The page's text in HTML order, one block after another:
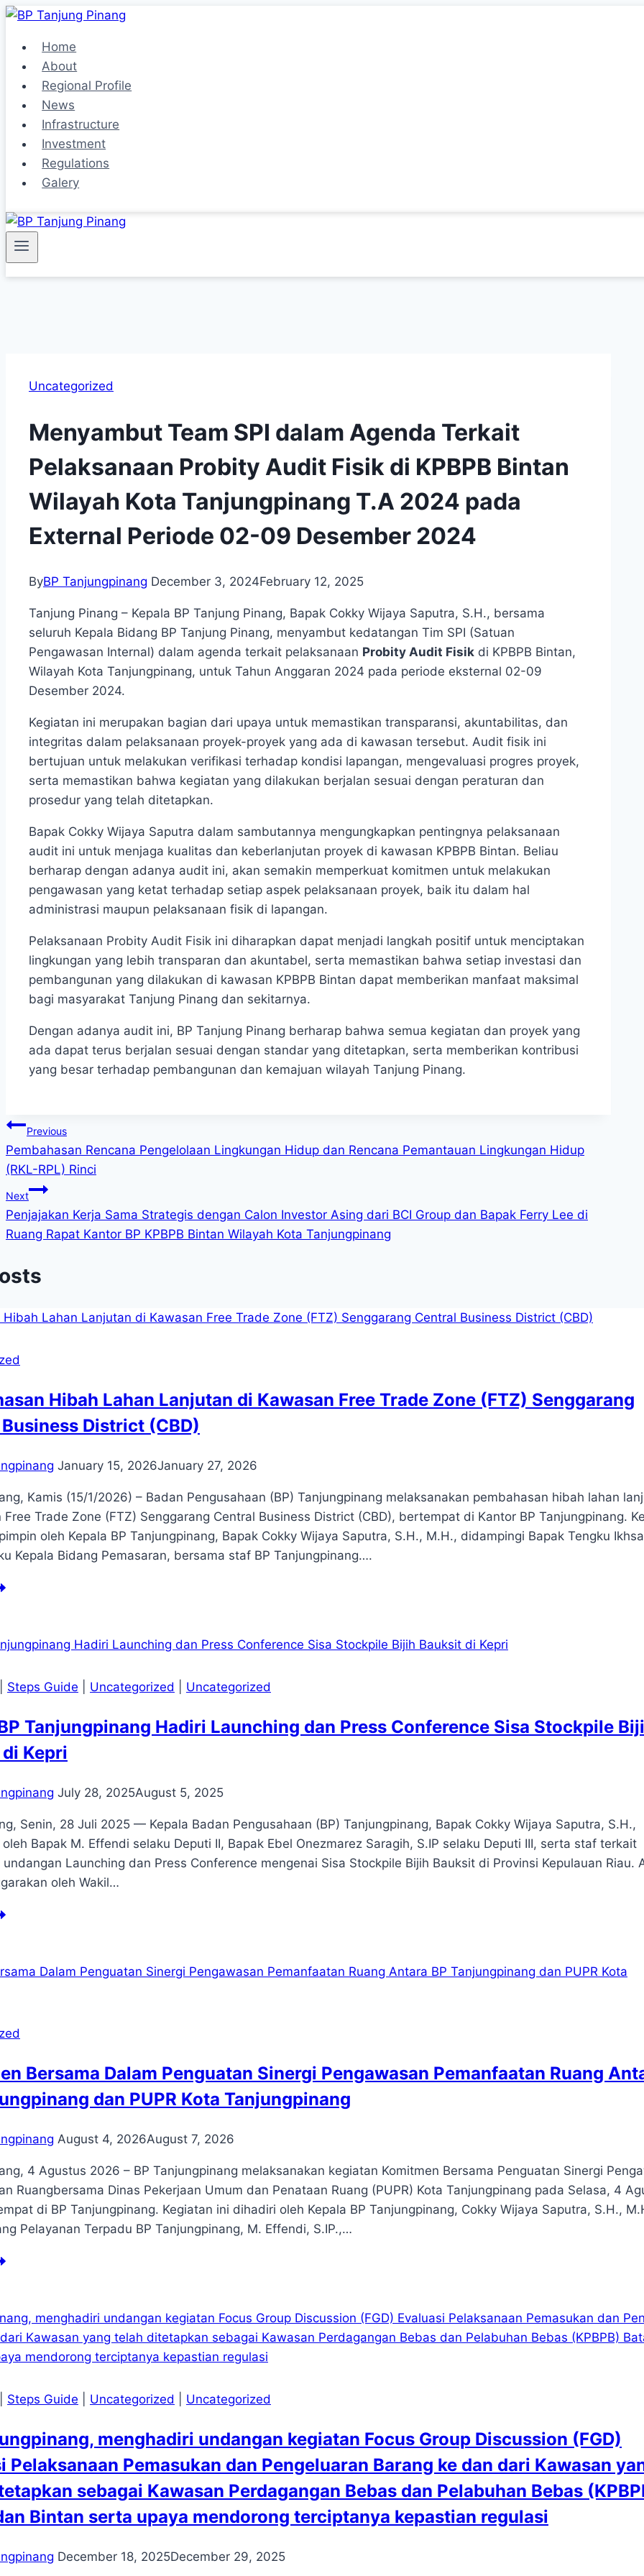
Skip
contentHome
About
Regional Profile
News
Infrastructure
Investment
Regulations
Galery
Uncategorized
Menyambut Team SPI dalam Agenda Terkait
Pelaksanaan Probity Audit Fisik di KPBPB Bintan
Wilayah Kota Tanjungpinang T.A 2024 pada
External Periode 02-09 Desember 2024
ByBP Tanjungpinang December 3, 2024February 12, 2025
Tanjung Pinang – Kepala BP Tanjung Pinang, Bapak Cokky Wijaya Saputra, S.H., bersama
seluruh Kepala Bidang BP Tanjung Pinang, menyambut kedatangan Tim SPI (Satuan
Pengawasan Internal) dalam agenda terkait pelaksanaan Probity Audit Fisik di KPBPB Bintan,
Wilayah Kota Tanjungpinang, untuk Tahun Anggaran 2024 pada periode eksternal 02-09
Desember 2024.
Kegiatan ini merupakan bagian dari upaya untuk memastikan transparansi, akuntabilitas, dan
integritas dalam pelaksanaan proyek-proyek yang ada di kawasan tersebut. Audit fisik ini
bertujuan untuk melakukan verifikasi terhadap kondisi lapangan, mengevaluasi progres proyek,
serta memastikan bahwa kegiatan yang dilakukan berjalan sesuai dengan peraturan dan
prosedur yang telah ditetapkan.
Bapak Cokky Wijaya Saputra dalam sambutannya mengungkapkan pentingnya pelaksanaan
audit ini untuk menjaga kualitas dan keberlanjutan proyek di kawasan KPBPB Bintan. Beliau
berharap dengan adanya audit ini, akan semakin memperkuat komitmen untuk melakukan
pengawasan yang ketat terhadap setiap aspek pelaksanaan proyek, baik itu dalam hal
administrasi maupun pelaksanaan fisik di lapangan.
Pelaksanaan Probity Audit Fisik ini diharapkan dapat menjadi langkah positif untuk menciptakan
lingkungan yang lebih transparan dan akuntabel, serta memastikan bahwa setiap investasi dan
pembangunan yang dilakukan di kawasan KPBPB Bintan dapat memberikan manfaat maksimal
bagi masyarakat Tanjung Pinang dan sekitarnya.
Dengan adanya audit ini, BP Tanjung Pinang berharap bahwa semua kegiatan dan proyek yang
ada dapat terus berjalan sesuai dengan standar yang ditetapkan, serta memberikan kontribusi
yang besar terhadap pembangunan dan kemajuan wilayah Tanjung Pinang.
Post
navigation
Previous
Pembahasan Rencana Pengelolaan Lingkungan Hidup dan Rencana Pemantauan Lingkungan Hidup
(RKL-RPL) Rinci
Next
Penjajakan Kerja Sama Strategis dengan Calon Investor Asing dari BCI Group dan Bapak Ferry Lee di
Ruang Rapat Kantor BP KPBPB Bintan Wilayah Kota Tanjungpinang
Hibah Lahan Lanjutan di Kawasan Free Trade Zone (FTZ) Senggarang
District (CBD)
January 15, 2026January 27, 2026
Kamis (15/1/2026) – Badan Pengusahaan (BP) Tanjungpinang melaksanakan pembahasan hibah lahan
Trade Zone (FTZ) Senggarang Central Business District (CBD), bertempat di Kantor BP Tanjungpinang.
oleh Kepala BP Tanjungpinang, Bapak Cokky Wijaya Saputra, S.H., M.H., didampingi Bapak Tengku
Kepala Bidang Pemasaran, bersama staf BP Tanjungpinang….
Steps Guide Uncategorized Uncategorized
Tanjungpinang Hadiri Launching dan Press Conference Sisa Stockpile
Kepri
July 28, 2025August 5, 2025
Senin, 28 Juli 2025 — Kepala Badan Pengusahaan (BP) Tanjungpinang, Bapak Cokky Wijaya Saputra, S.H.,
Bapak M. Effendi selaku Deputi II, Bapak Ebel Onezmarez Saragih, S.IP selaku Deputi III, serta staf terkait
Launching dan Press Conference mengenai Sisa Stockpile Bijih Bauksit di Provinsi Kepulauan Riau.
oleh Wakil…
Bersama Dalam Penguatan Sinergi Pengawasan Pemanfaatan Ruang
dan PUPR Kota Tanjungpinang
August 4, 2026August 7, 2026
4 Agustus 2026 – BP Tanjungpinang melaksanakan kegiatan Komitmen Bersama Penguatan Sinergi
Ruangbersama Dinas Pekerjaan Umum dan Penataan Ruang (PUPR) Kota Tanjungpinang pada Selasa, 4
di BP Tanjungpinang. Kegiatan ini dihadiri oleh Kepala BP Tanjungpinang, Cokky Wijaya Saputra, S.H.,
Pelayanan Terpadu BP Tanjungpinang, M. Effendi, S.IP.,…
Steps Guide Uncategorized Uncategorized
menghadiri undangan kegiatan Focus Group Discussion (FGD)
Pelaksanaan Pemasukan dan Pengeluaran Barang ke dan dari Kawasan
sebagai Kawasan Perdagangan Bebas dan Pelabuhan Bebas
Bintan serta upaya mendorong terciptanya kepastian regulasi
December 18, 2025December 29, 2025